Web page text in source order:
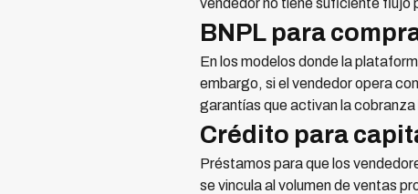
BNPL para
En los modelos donde la
embargo, si el vendedor opera
garantías que activan la
Crédito para
Préstamos para que los
se vincula al volumen de ventas